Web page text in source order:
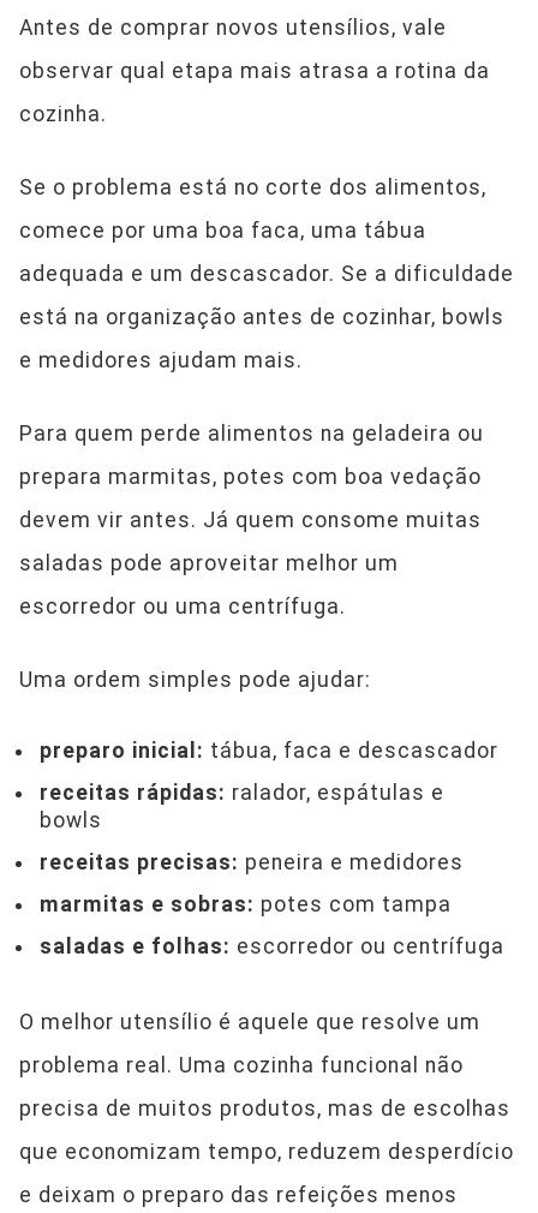
Antes de comprar novos utensílios, vale
observar qual etapa mais atrasa a rotina da
cozinha.
Se o problema está no corte dos alimentos,
comece por uma boa faca, uma tábua
adequada e um descascador. Se a dificuldade
está na organização antes de cozinhar, bowls
e medidores ajudam mais.
Para quem perde alimentos na geladeira ou
prepara marmitas, potes com boa vedação
devem vir antes. Já quem consome muitas
saladas pode aproveitar melhor um
escorredor ou uma centrífuga.
Uma ordem simples pode ajudar:
preparo inicial: tábua, faca e descascador
receitas rápidas: ralador, espátulas e
bowls
receitas precisas: peneira e medidores
marmitas e sobras: potes com tampa
saladas e folhas: escorredor ou centrífuga
O melhor utensílio é aquele que resolve um
problema real. Uma cozinha funcional não
precisa de muitos produtos, mas de escolhas
que economizam tempo, reduzem desperdício
e deixam o preparo das refeições menos